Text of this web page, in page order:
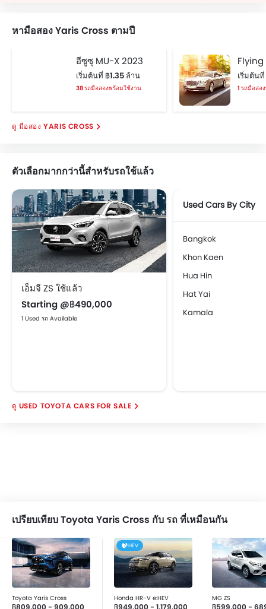
หามือสอง Yaris Cross ตามปี
อีซูซุ MU-X 2023
เริ่มต้นที่ ฿1.35 ล้าน
38 รถมือสองพร้อมใช้งาน
เริ่มต้น
1 รถมือสอ
มือสอง YARIS CROSS
ตัวเลือกมากกว่านี้สำหรับรถใช้แล้ว
เอ็มจี ZS ใช้แล้ว
Starting @฿490,000
1 Used รถ Available
Used Cars By City
Bangkok
Khon Kaen
Hua Hin
Hat Yai
Kamala
USED TOYOTA CARS FOR SALE
เปรียบเทียบ Toyota Yaris Cross กับ รถ ที่เหมือนกัน
Toyota Yaris Cross
฿809,000 - 909,000
HEV
Honda HR-V e:HEV
฿949,000 - 1,179,000
MG ZS
฿599,000 -